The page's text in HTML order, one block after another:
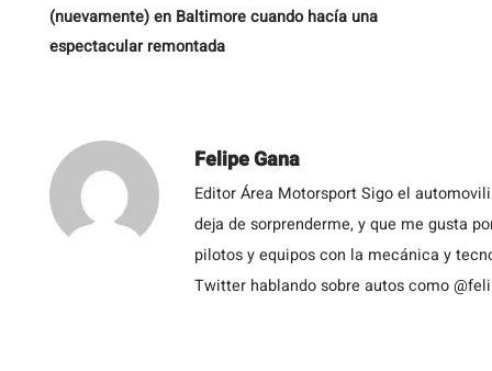
(nuevamente) en Baltimore cuando hacía una
espectacular remontada
Felipe Gana
Editor Área Motorsport Sigo el
deja de sorprenderme, y que me gusta
pilotos y equipos con la mecánica y
Twitter hablando sobre autos como